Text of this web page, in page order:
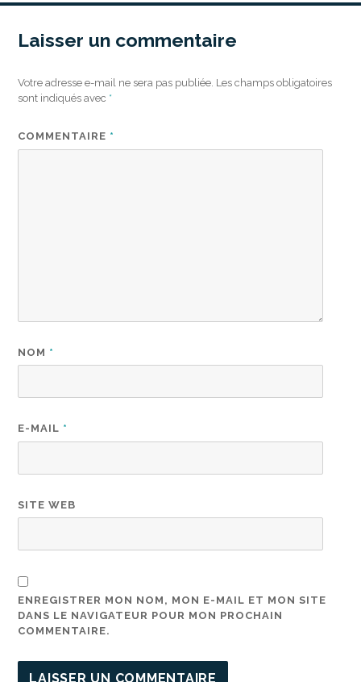
Laisser un commentaire
Votre adresse e-mail ne sera pas publiée. Les champs obligatoires
sont indiqués avec *
COMMENTAIRE *
NOM *
E-MAIL *
SITE WEB
ENREGISTRER MON NOM, MON E-MAIL ET MON SITE
DANS LE NAVIGATEUR POUR MON PROCHAIN
COMMENTAIRE.